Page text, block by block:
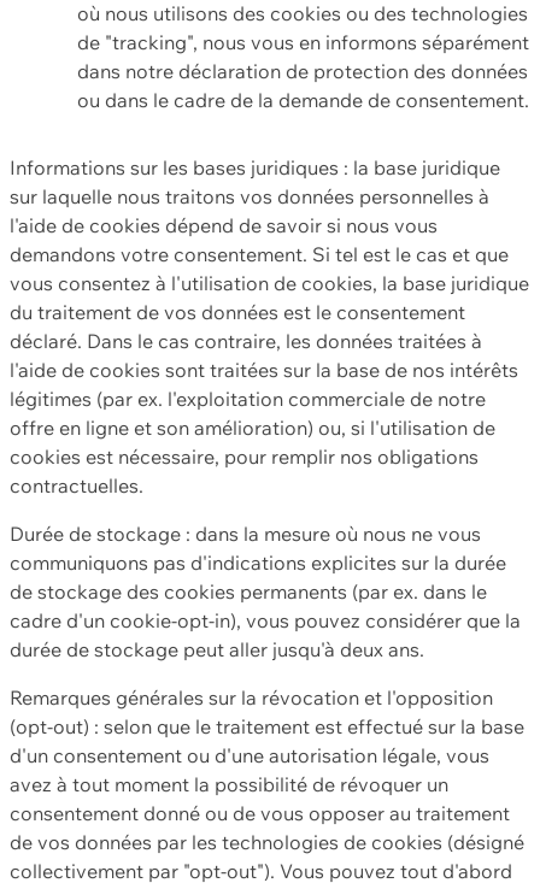
où nous utilisons des cookies ou des technologies
de "tracking", nous vous en informons séparément
dans notre déclaration de protection des données
ou dans le cadre de la demande de consentement.
Informations sur les bases juridiques : la base juridique
sur laquelle nous traitons vos données personnelles à
l'aide de cookies dépend de savoir si nous vous
demandons votre consentement. Si tel est le cas et que
vous consentez à l'utilisation de cookies, la base juridique
du traitement de vos données est le consentement
déclaré. Dans le cas contraire, les données traitées à
l'aide de cookies sont traitées sur la base de nos intérêts
légitimes (par ex. l'exploitation commerciale de notre
offre en ligne et son amélioration) ou, si l'utilisation de
cookies est nécessaire, pour remplir nos obligations
contractuelles.
Durée de stockage : dans la mesure où nous ne vous
communiquons pas d'indications explicites sur la durée
de stockage des cookies permanents (par ex. dans le
cadre d'un cookie-opt-in), vous pouvez considérer que la
durée de stockage peut aller jusqu'à deux ans.
Remarques générales sur la révocation et l'opposition
(opt-out) : selon que le traitement est effectué sur la base
d'un consentement ou d'une autorisation légale, vous
avez à tout moment la possibilité de révoquer un
consentement donné ou de vous opposer au traitement
de vos données par les technologies de cookies (désigné
collectivement par "opt-out"). Vous pouvez tout d'abord